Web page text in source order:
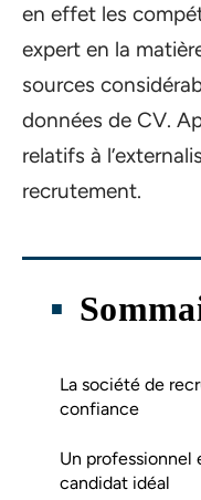
en effet les
expert en la
sources
données de CV.
relatifs à
recrutement.
La société de
confiance
Un
candidat idéal